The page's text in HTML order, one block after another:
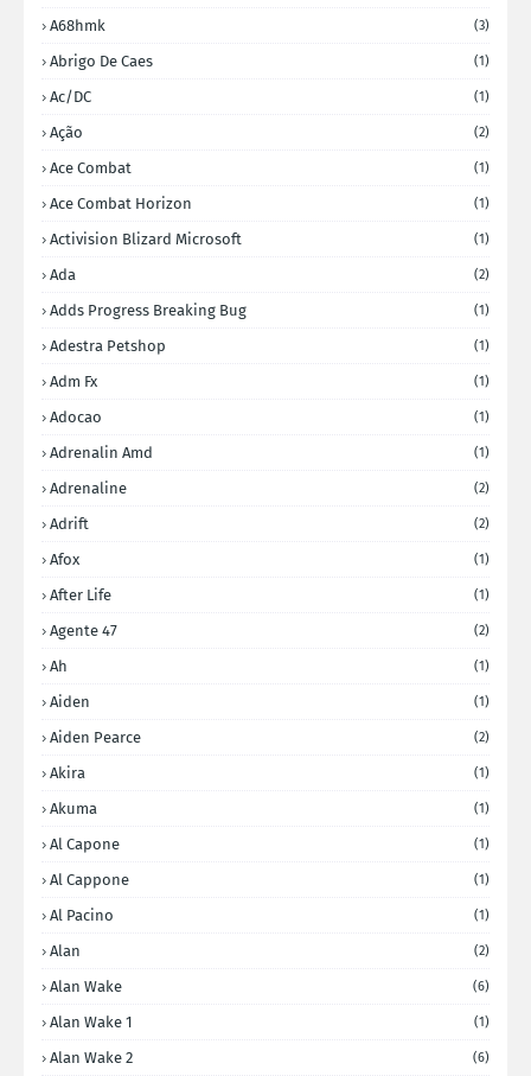
A68hmk (3)
Abrigo De Caes (1)
Ac/DC (1)
Ação (2)
Ace Combat (1)
Ace Combat Horizon (1)
Activision Blizard Microsoft (1)
Ada (2)
Adds Progress Breaking Bug (1)
Adestra Petshop (1)
Adm Fx (1)
Adocao (1)
Adrenalin Amd (1)
Adrenaline (2)
Adrift (2)
Afox (1)
After Life (1)
Agente 47 (2)
Ah (1)
Aiden (1)
Aiden Pearce (2)
Akira (1)
Akuma (1)
Al Capone (1)
Al Cappone (1)
Al Pacino (1)
Alan (2)
Alan Wake (6)
Alan Wake 1 (1)
Alan Wake 2 (6)